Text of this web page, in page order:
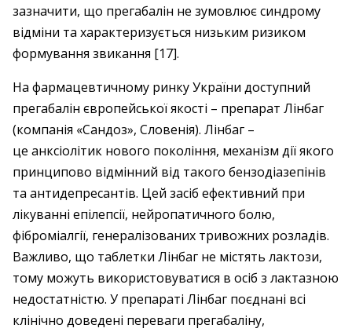
зазначити, що прегабалін не зумовлює синдрому
відміни та характеризується низьким ризиком
формування звикання [17].
На фармацевтичному ринку України доступний
прегабалін європейської якості – препарат Лінбаг
(компанія «Сандоз», Словенія). Лінбаг –
це анксіолітик нового покоління, механізм дії якого
принципово відмінний від такого бензодіазепінів
та антидепресантів. Цей засіб ефективний при
лікуванні епілепсії, нейропатичного болю,
фіброміалгії, генералізованих тривожних розладів.
Важливо, що таблетки Лінбаг не містять лактози,
тому можуть використовуватися в осіб з лактазною
недостатністю. У препараті Лінбаг поєднані всі
клінічно доведені переваги прегабаліну,